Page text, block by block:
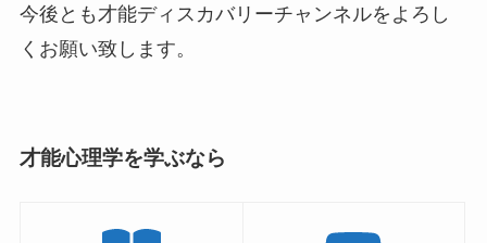
今後とも才能ディスカバリーチャンネルをよろし
くお願い致します。
才能心理学を学ぶなら